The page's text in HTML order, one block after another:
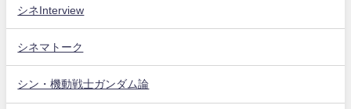
シネInterview
シネマトーク
シン・機動戦士ガンダム論